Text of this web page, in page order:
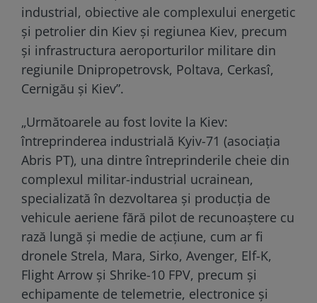
industrial, obiective ale complexului energetic
și petrolier din Kiev și regiunea Kiev, precum
și infrastructura aeroporturilor militare din
regiunile Dnipropetrovsk, Poltava, Cerkasî,
Cernigău și Kiev”.
„Următoarele au fost lovite la Kiev:
întreprinderea industrială Kyiv-71 (asociația
Abris PT), una dintre întreprinderile cheie din
complexul militar-industrial ucrainean,
specializată în dezvoltarea și producția de
vehicule aeriene fără pilot de recunoaștere cu
rază lungă și medie de acțiune, cum ar fi
dronele Strela, Mara, Sirko, Avenger, Elf-K,
Flight Arrow și Shrike-10 FPV, precum și
echipamente de telemetrie, electronice și